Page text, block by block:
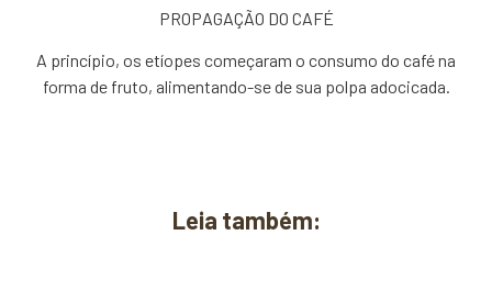
PROPAGAÇÃO DO CAFÉ
A princípio, os etíopes começaram o consumo do café na
forma de fruto, alimentando-se de sua polpa adocicada.
Leia também: